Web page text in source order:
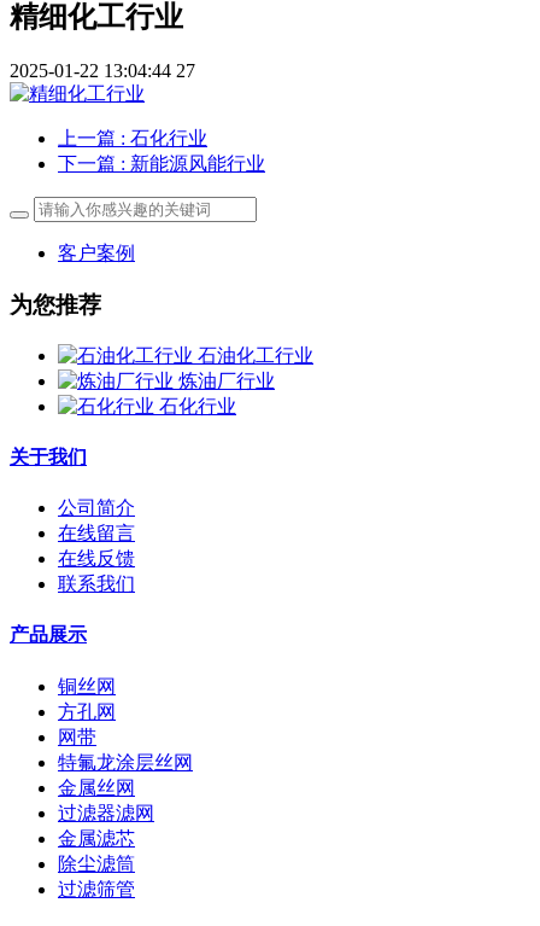
精细化工行业
2025-01-22 13:04:44 27
上一篇 : 石化行业
下一篇 : 新能源风能行业
客户案例
为您推荐
石油化工行业
炼油厂行业
石化行业
关于我们
公司简介
在线留言
在线反馈
联系我们
产品展示
铜丝网
方孔网
网带
特氟龙涂层丝网
金属丝网
过滤器滤网
金属滤芯
除尘滤筒
过滤筛管